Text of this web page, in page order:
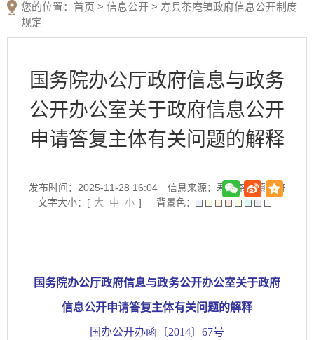
您的位置： 首页 > 信息公开 > 寿县茶庵镇政府信息公开制度
规定
国务院办公厅政府信息与政务
公开办公室关于政府信息公开
申请答复主体有关问题的解释
发布时间：2025-11-28 16:04
信息来源：寿县茶庵镇政府
文字大小：[ 大 中 小 ] 背景色：
国务院办公厅政府信息与政务公开办公室关于政府
信息公开申请答复主体有关问题的解释
国办公开办函〔2014〕67号